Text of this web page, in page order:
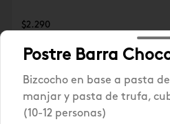
$2.290
Madalena Zanahoria
Postre Barra
Bizcocho en base a pasta
manjar y pasta de trufa,
(10-12 personas)